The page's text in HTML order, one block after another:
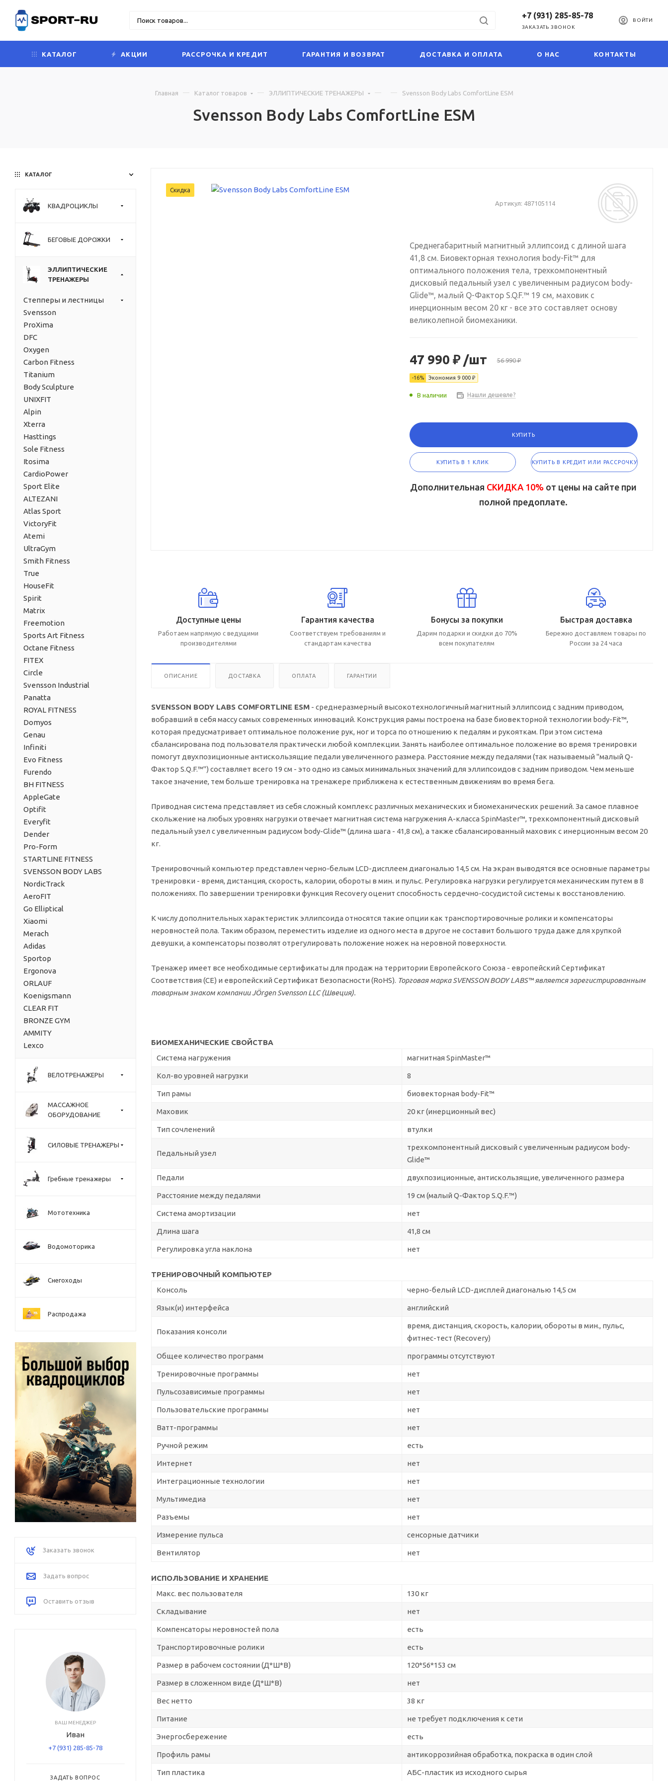
+7 (931) 285-85-78
ЗАКАЗАТЬ ЗВОНОК
ВОЙТИ
КАТАЛОГ АКЦИИ РАССРОЧКА И КРЕДИТ ГАРАНТИЯ И ВОЗВРАТ ДОСТАВКА И ОПЛАТА О НАС КОНТАКТЫ
Svensson Body Labs ComfortLine ESM
Главная Каталог товаров ЭЛЛИПТИЧЕСКИЕ ТРЕНАЖЕРЫ Svensson Body Labs ComfortLine ESM
КАТАЛОГ
КВАДРОЦИКЛЫ
БЕГОВЫЕ ДОРОЖКИ
ЭЛЛИПТИЧЕСКИЕ
ТРЕНАЖЕРЫ
Степперы и лестницы
Svensson
ProXima
DFC
Oxygen
Carbon Fitness
Titanium
Body Sculpture
UNIXFIT
Alpin
Xterra
Hasttings
Sole Fitness
Itosima
CardioPower
Sport Elite
ALTEZANI
Atlas Sport
VictoryFit
Atemi
UltraGym
Smith Fitness
True
HouseFit
Spirit
Matrix
Freemotion
Sports Art Fitness
Octane Fitness
FITEX
Circle
Svensson Industrial
Panatta
ROYAL FITNESS
Domyos
Genau
Infiniti
Evo Fitness
Furendo
BH FITNESS
AppleGate
Optifit
Everyfit
Dender
Pro-Form
STARTLINE FITNESS
SVENSSON BODY LABS
NordicTrack
AeroFIT
Go Elliptical
Xiaomi
Merach
Adidas
Sportop
Ergonova
ORLAUF
Koenigsmann
CLEAR FIT
BRONZE GYM
AMMITY
Lexco
ВЕЛОТРЕНАЖЕРЫ
МАССАЖНОЕ
ОБОРУДОВАНИЕ
СИЛОВЫЕ ТРЕНАЖЕРЫ
Гребные тренажеры
Мототехника
Водомоторика
Снегоходы
Распродажа
Заказать звонок
Задать вопрос
Оставить отзыв
ВАШ МЕНЕДЖЕР
Иван
+7 (931) 285-85-78
ЗАДАТЬ ВОПРОС
Скидка
Артикул: 487105114
Среднегабаритный магнитный эллипсоид с длиной шага
41,8 см. Биовекторная технология body-Fit™ для
оптимального положения тела, трехкомпонентный
дисковый педальный узел с увеличенным радиусом body-
Glide™, малый Q-Фактор S.Q.F.™ 19 см, маховик с
инерционным весом 20 кг - все это составляет основу
великолепной биомеханики.
47 990 ₽/шт 56 990 ₽
-16% Экономия 9 000 ₽
В наличии Нашли дешевле?
КУПИТЬ
КУПИТЬ В 1 КЛИК КУПИТЬ В КРЕДИТ ИЛИ РАССРОЧКУ
Дополнительная СКИДКА 10% от цены на сайте при
полной предоплате.
Доступные цены
Работаем напрямую с ведущими
производителями
Гарантия качества
Соответствуем требованиям и
стандартам качества
Бонусы за покупки
Дарим подарки и скидки до 70%
всем покупателям
Быстрая доставка
Бережно доставляем товары по
России за 24 часа
ОПИСАНИЕ ДОСТАВКА ОПЛАТА ГАРАНТИИ
SVENSSON BODY LABS COMFORTLINE ESM - среднеразмерный высокотехнологичный магнитный эллипсоид с задним приводом,
вобравший в себя массу самых современных инноваций. Конструкция рамы построена на базе биовекторной технологии body-Fit™,
которая предусматривает оптимальное положение рук, ног и торса по отношению к педалям и рукояткам. При этом система
сбалансирована под пользователя практически любой комплекции. Занять наиболее оптимальное положение во время тренировки
помогут двухпозиционные антискользящие педали увеличенного размера. Расстояние между педалями (так называемый "малый Q-
Фактор S.Q.F.™") составляет всего 19 см - это одно из самых минимальных значений для эллипсоидов с задним приводом. Чем меньше
такое значение, тем больше тренировка на тренажере приближена к естественным движениям во время бега.
Приводная система представляет из себя сложный комплекс различных механических и биомеханических решений. За самое плавное
скольжение на любых уровнях нагрузки отвечает магнитная система нагружения A-класса SpinMaster™, трехкомпонентный дисковый
педальный узел с увеличенным радиусом body-Glide™ (длина шага - 41,8 см), а также сбалансированный маховик с инерционным весом 20
кг.
Тренировочный компьютер представлен черно-белым LCD-дисплеем диагональю 14,5 см. На экран выводятся все основные параметры
тренировки - время, дистанция, скорость, калории, обороты в мин. и пульс. Регулировка нагрузки регулируется механическим путем в 8
положениях. По завершении тренировки функция Recovery оценит способность сердечно-сосудистой системы к восстановлению.
К числу дополнительных характеристик эллипсоида относятся такие опции как транспортировочные ролики и компенсаторы
неровностей пола. Таким образом, переместить изделие из одного места в другое не составит большого труда даже для хрупкой
девушки, а компенсаторы позволят отрегулировать положение ножек на неровной поверхности.
Тренажер имеет все необходимые сертификаты для продаж на территории Европейского Союза - европейский Сертификат
Соответствия (CE) и европейский Сертификат Безопасности (RoHS). Торговая марка SVENSSON BODY LABS™ является зарегистрированным
товарным знаком компании JÖrgen Svensson LLC (Швеция).
БИОМЕХАНИЧЕСКИЕ СВОЙСТВА
Система нагружения
магнитная SpinMaster™
Кол-во уровней нагрузки 8
Тип рамы биовекторная body-Fit™
Маховик 20 кг (инерционный вес)
Тип сочленений втулки
Педальный узел
трехкомпонентный дисковый с увеличенным радиусом body-
Glide™
Педали двухпозиционные, антискользящие, увеличенного размера
Расстояние между педалями 19 см (малый Q-Фактор S.Q.F.™)
Система амортизации нет
Длина шага 41,8 см
Регулировка угла наклона нет
ТРЕНИРОВОЧНЫЙ КОМПЬЮТЕР
Консоль
черно-белый LCD-дисплей диагональю 14,5 см
Язык(и) интерфейса английский
Показания консоли
время, дистанция, скорость, калории, обороты в мин., пульс,
фитнес-тест (Recovery)
Общее количество программ программы отсутствуют
Тренировочные программы нет
Пульсозависимые программы нет
Пользовательские программы нет
Ватт-программы нет
Ручной режим есть
Интернет нет
Интеграционные технологии нет
Мультимедиа нет
Разъемы нет
Измерение пульса сенсорные датчики
Вентилятор нет
ИСПОЛЬЗОВАНИЕ И ХРАНЕНИЕ
Макс. вес пользователя
130 кг
Складывание нет
Компенсаторы неровностей пола есть
Транспортировочные ролики есть
Размер в рабочем состоянии (Д*Ш*В) 120*56*153 см
Размер в сложенном виде (Д*Ш*В) нет
Вес нетто 38 кг
Питание не требует подключения к сети
Энергосбережение есть
Профиль рамы антикоррозийная обработка, покраска в один слой
Тип пластика АБС-пластик из исходного сырья